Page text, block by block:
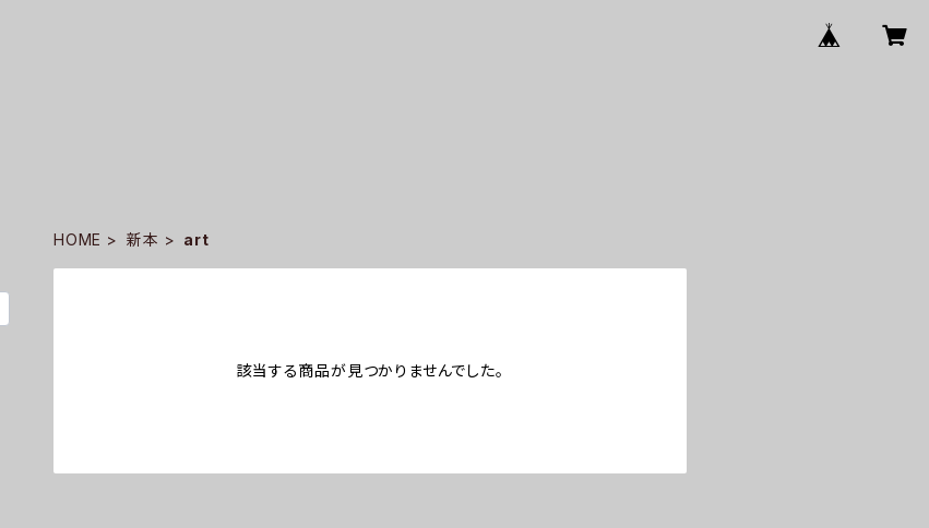
HOME 新本 art
該当する商品が見つかりませんでした。